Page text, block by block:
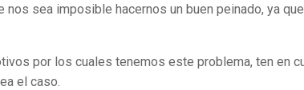
sea imposible hacernos un buen peinado, ya que
por los cuales tenemos este problema, ten en
el caso.